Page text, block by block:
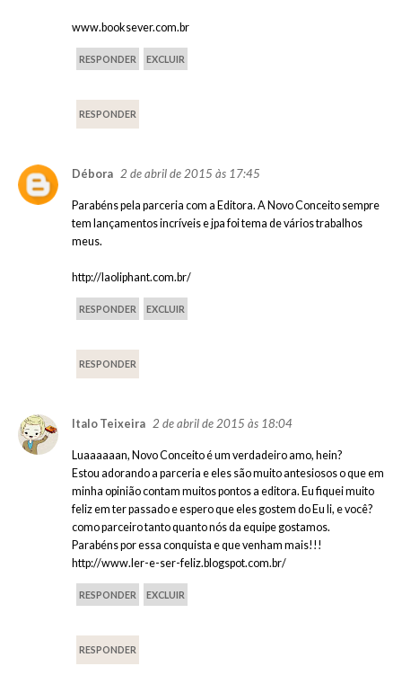
www.booksever.com.br
RESPONDER EXCLUIR
RESPONDER
Débora 2 de abril de 2015 às 17:45
Parabéns pela parceria com a Editora. A Novo Conceito sempre
tem lançamentos incríveis e jpa foi tema de vários trabalhos
meus.
http://laoliphant.com.br/
RESPONDER EXCLUIR
RESPONDER
Italo Teixeira 2 de abril de 2015 às 18:04
Luaaaaaan, Novo Conceito é um verdadeiro amo, hein?
Estou adorando a parceria e eles são muito antesiosos o que em
minha opinião contam muitos pontos a editora. Eu fiquei muito
feliz em ter passado e espero que eles gostem do Eu li, e você?
como parceiro tanto quanto nós da equipe gostamos.
Parabéns por essa conquista e que venham mais!!!
http://www.ler-e-ser-feliz.blogspot.com.br/
RESPONDER EXCLUIR
RESPONDER